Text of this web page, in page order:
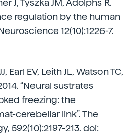
J, Tyszka JM, Adolphs R.
regulation by the human
12(10):1226-7.
Earl EV, Leith JL, Watson TC,
“Neural sustrates
freezing: the
cerebellar link”. The
592(10):2197-213. doi: